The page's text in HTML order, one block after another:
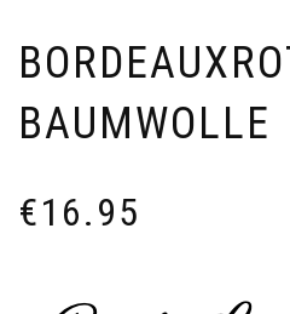
BAUMWOLLE
€16.95